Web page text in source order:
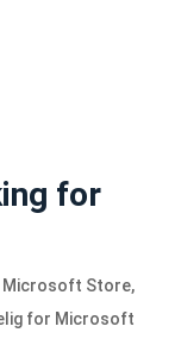
for
Microsoft Store,
for Microsoft